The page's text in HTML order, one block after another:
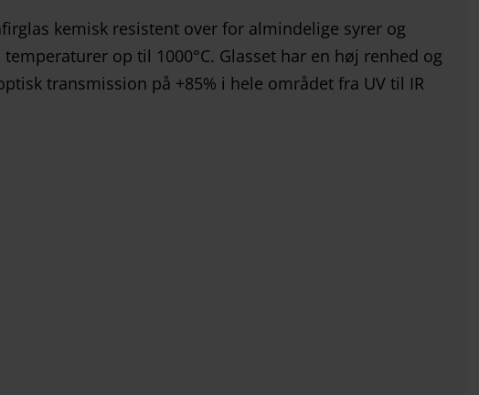
kemisk resistent over for almindelige syrer og
temperaturer op til 1000°C. Glasset har en høj renhed og
transmission på +85% i hele området fra UV til IR